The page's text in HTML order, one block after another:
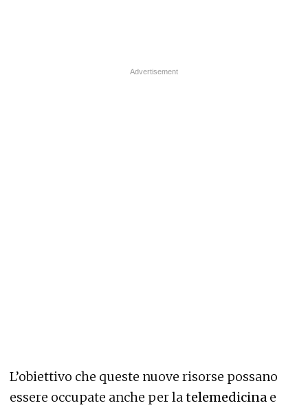
L’obiettivo che queste nuove risorse possano
essere occupate anche per latelemedicina e